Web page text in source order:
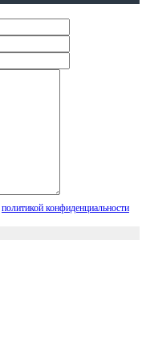
политикой конфиденциальности